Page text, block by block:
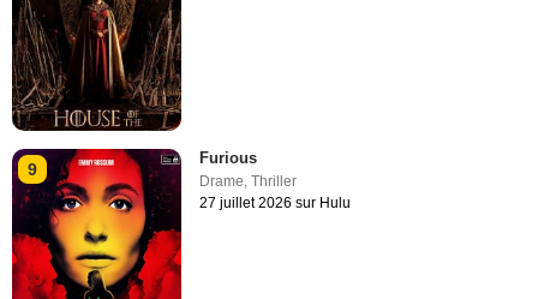
9
Furious
Drame,Thriller
27 juillet 2026 sur Hulu